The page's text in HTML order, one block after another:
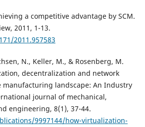
a competitive advantage by SCM.
2011, 1-13.
2011.957583
N., Keller, M., & Rosenberg, M.
decentralization and network
landscape: An Industry
journal of mechanical,
engineering, 8(1), 37-44.
9997144/how-virtualization-